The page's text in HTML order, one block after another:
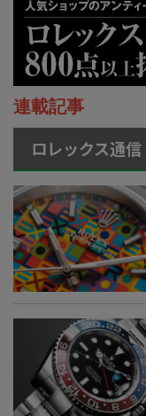
連載記事
ロレックス通信